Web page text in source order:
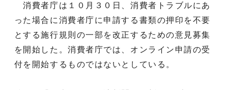
消費者庁は１０月３０日、消費者トラブルにあ
った場合に消費者庁に申請する書類の押印を不要
とする施行規則の一部を改正するための意見募集
を開始した。消費者庁では、オンライン申請の受
付を開始するものではないとしている。